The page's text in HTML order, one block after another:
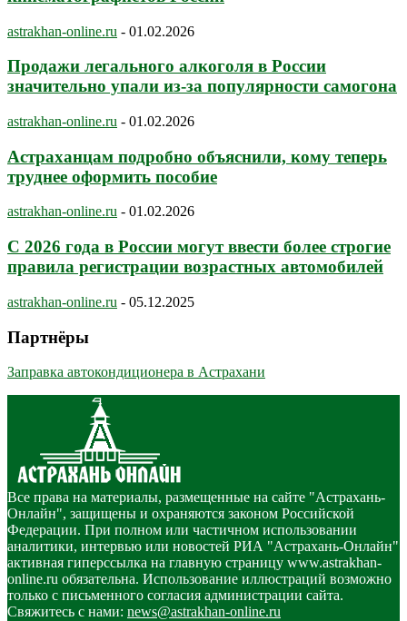
astrakhan-online.ru - 01.02.2026
Продажи легального алкоголя в России
значительно упали из-за популярности самогона
astrakhan-online.ru - 01.02.2026
Астраханцам подробно объяснили, кому теперь
труднее оформить пособие
astrakhan-online.ru - 01.02.2026
С 2026 года в России могут ввести более строгие
правила регистрации возрастных автомобилей
astrakhan-online.ru - 05.12.2025
Партнёры
Заправка автокондиционера в Астрахани
Все права на материалы, размещенные на сайте "Астрахань-
Онлайн", защищены и охраняются законом Российской
Федерации. При полном или частичном использовании
аналитики, интервью или новостей РИА "Астрахань-Онлайн"
активная гиперссылка на главную страницу www.astrakhan-
online.ru обязательна. Использование иллюстраций возможно
только с письменного согласия администрации сайта.
Свяжитесь с нами: news@astrakhan-online.ru